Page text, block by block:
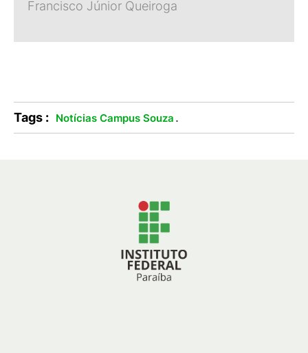
Francisco Júnior Queiroga
Tags : Notícias Campus Souza .